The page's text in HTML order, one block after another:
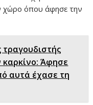
χώρο όπου άφησε την
Άφησε
αυτά έχασε τη